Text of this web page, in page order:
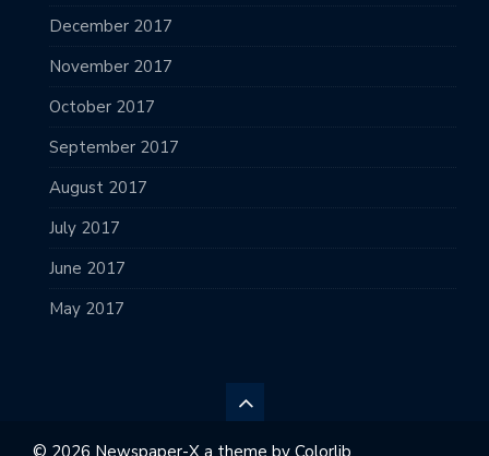
December 2017
November 2017
October 2017
September 2017
August 2017
July 2017
June 2017
May 2017
© 2026 Newspaper-X a theme by Colorlib